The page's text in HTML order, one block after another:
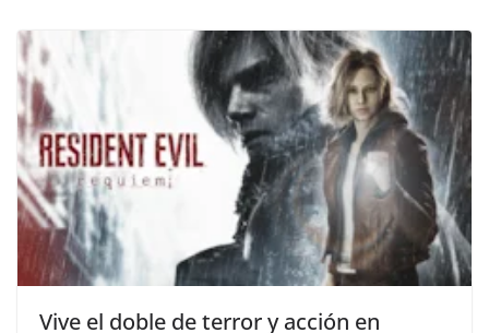
Vive el doble de terror y acción en